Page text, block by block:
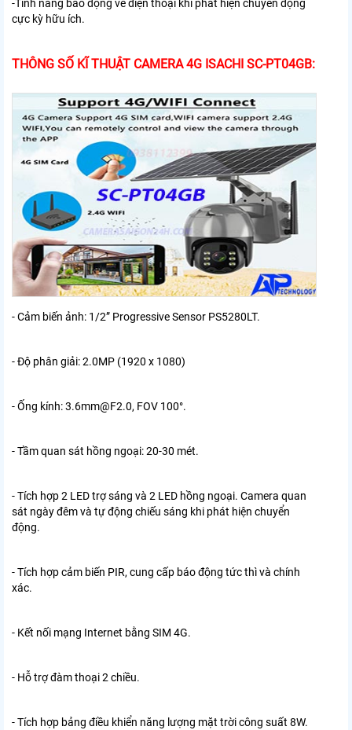
-Tính năng báo động về điện thoại khi phát hiện chuyển động
cực kỳ hữu ích.
THÔNG SỐ KĨ THUẬT CAMERA 4G ISACHI SC-PT04GB:
- Cảm biến ảnh: 1/2” Progressive Sensor PS5280LT.
- Độ phân giải: 2.0MP (1920 x 1080)
- Ống kính: 3.6mm@F2.0, FOV 100°.
- Tầm quan sát hồng ngoại: 20-30 mét.
- Tích hợp 2 LED trợ sáng và 2 LED hồng ngoại. Camera quan
sát ngày đêm và tự động chiếu sáng khi phát hiện chuyển
động.
- Tích hợp cảm biến PIR, cung cấp báo động tức thì và chính
xác.
- Kết nối mạng Internet bằng SIM 4G.
- Hỗ trợ đàm thoại 2 chiều.
- Tích hợp bảng điều khiển năng lượng mặt trời công suất 8W.